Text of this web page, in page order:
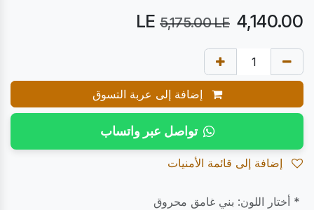
4,140.00
5,175.00LE
إضافة إلى عربة التسوق
تواصل عبر واتساب
* أختار اللون: بني غامق محروق